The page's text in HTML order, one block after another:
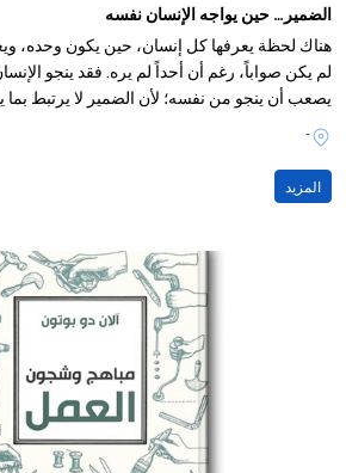
الضمير… حين يواجه الإنسان نفسه
هناك لحظة يعرفها كل إنسان، حين يكون وحده،
لم يكن صواباً، رغم أن أحداً لم يره. فقد ينجو
يصعب أن ينجو من نفسه؛ لأن الضمير لا يرتبط بما
يعرفه الإنسان عن ذاته.
-
المزيد